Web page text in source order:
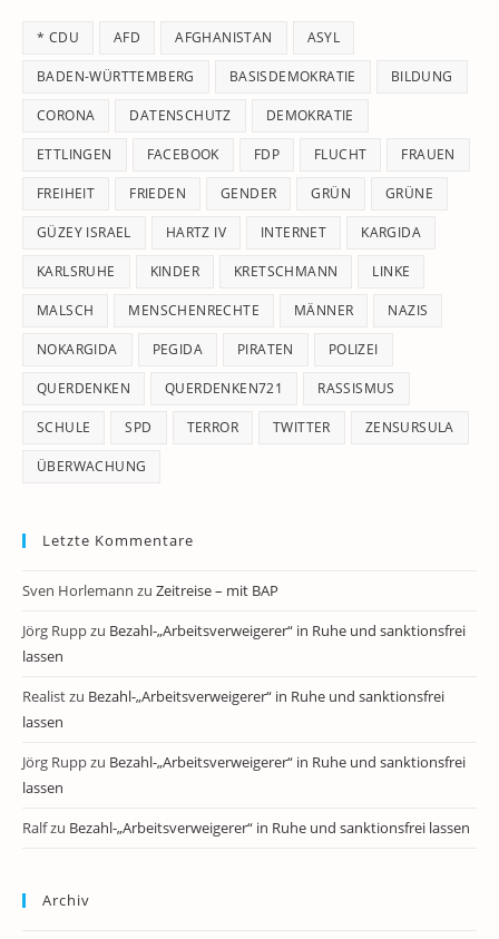
* CDU AFD AFGHANISTAN ASYL
BADEN-WÜRTTEMBERG BASISDEMOKRATIE BILDUNG
CORONA DATENSCHUTZ DEMOKRATIE
ETTLINGEN FACEBOOK FDP FLUCHT FRAUEN
FREIHEIT FRIEDEN GENDER GRÜN GRÜNE
GÜZEY ISRAEL HARTZ IV INTERNET KARGIDA
KARLSRUHE KINDER KRETSCHMANN LINKE
MALSCH MENSCHENRECHTE MÄNNER NAZIS
NOKARGIDA PEGIDA PIRATEN POLIZEI
QUERDENKEN QUERDENKEN721 RASSISMUS
SCHULE SPD TERROR TWITTER ZENSURSULA
ÜBERWACHUNG
Letzte Kommentare
Sven Horlemann zu Zeitreise – mit BAP
Jörg Ruppzu Bezahl-„Arbeitsverweigerer“ in Ruhe und sanktionsfrei
lassen
Realistzu Bezahl-„Arbeitsverweigerer“ in Ruhe und sanktionsfrei
lassen
Jörg Ruppzu Bezahl-„Arbeitsverweigerer“ in Ruhe und sanktionsfrei
lassen
Ralfzu Bezahl-„Arbeitsverweigerer“ in Ruhe und sanktionsfrei lassen
Archiv